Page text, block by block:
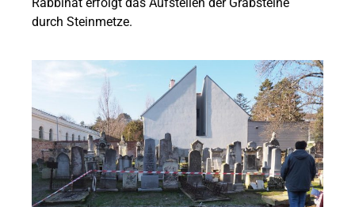
durch Steinmetze.